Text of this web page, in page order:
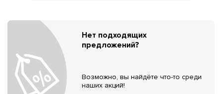
Нет подходящих
предложений?
Возможно, вы найдёте что-то среди
наших акций!